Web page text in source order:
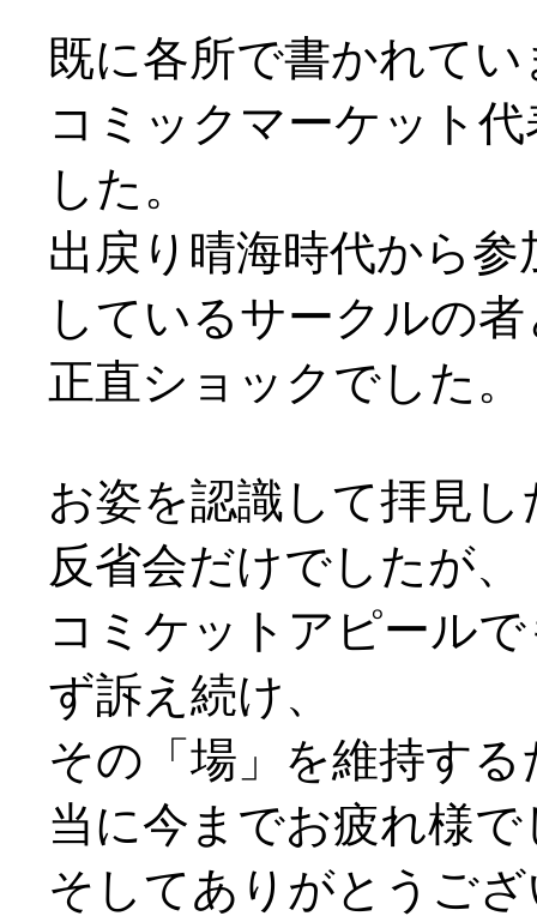
既に各所で書かれて
コミックマーケット
した。
出戻り晴海時代から
しているサークルの
正直ショックでした。
お姿を認識して拝見
反省会だけでしたが、
コミケットアピール
ず訴え続け、
その「場」を維持す
当に今までお疲れ様で
そしてありがとうご